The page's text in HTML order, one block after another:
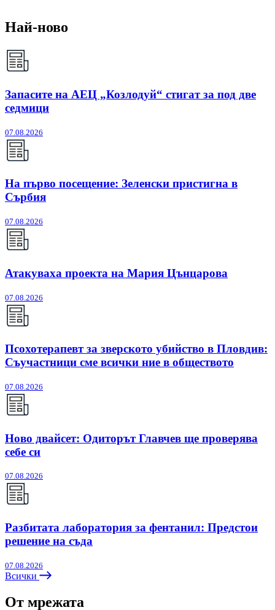
Най-ново
Запасите на АЕЦ „Козлодуй“ стигат за под две
седмици
07.08.2026
На първо посещение: Зеленски пристигна в
Сърбия
07.08.2026
Атакуваха проекта на Мария Цънцарова
07.08.2026
Псохотерапевт за зверското убийство в Пловдив:
Съучастници сме всички ние в обществото
07.08.2026
Ново двайсет: Одиторът Главчев ще проверява
себе си
07.08.2026
Разбитата лаборатория за фентанил: Предстои
решение на съда
07.08.2026
Всички
От мрежата